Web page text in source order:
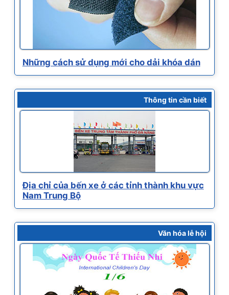
Những cách sử dụng mới cho dải khóa dán
Thông tin cần biết
Địa chỉ của bến xe ở các tỉnh thành khu vực
Nam Trung Bộ
Văn hóa lễ hội